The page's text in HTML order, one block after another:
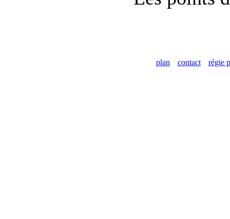
plan contact régie